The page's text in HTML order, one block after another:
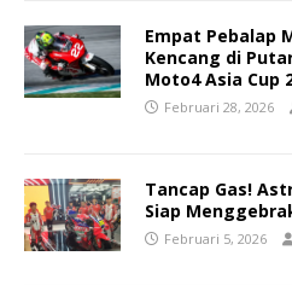
Empat Pebalap
Kencang di
Moto4 Asia Cup
Februari 28, 2026
Tancap Gas!
Siap
Februari 5, 2026